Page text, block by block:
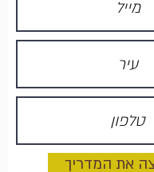
את המדריך